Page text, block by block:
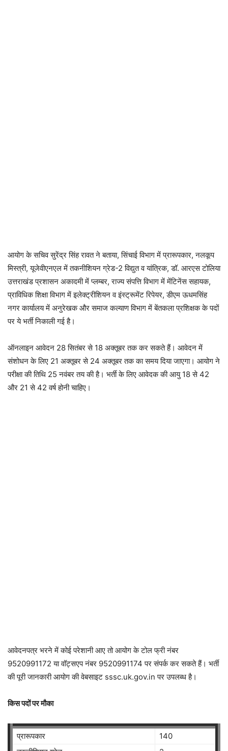
आयोग के सचिव सुरेंद्र सिंह रावत ने बताया, सिंचाई विभाग में प्रारूपकार, नलकूप
मिस्त्री, यूजेवीएनएल में तकनीशियन ग्रेड-2 विद्युत व यांत्रिक, डॉ. आरएस टोलिया
उत्तराखंड प्रशासन अकादमी में प्लम्बर, राज्य संपत्ति विभाग में मेंटिनेंस सहायक,
प्राविधिक शिक्षा विभाग में इलेक्ट्रीशियन व इंस्ट्रूमेंट रिपेयर, डीएम ऊधमसिंह
नगर कार्यालय में अनुरेखक और समाज कल्याण विभाग में बेंतकला प्रशिक्षक के पदों
पर ये भर्ती निकाली गई है।
ऑनलाइन आवेदन 28 सितंबर से 18 अक्तूबर तक कर सकते हैं। आवेदन में
संशोधन के लिए 21 अक्तूबर से 24 अक्तूबर तक का समय दिया जाएगा। आयोग ने
परीक्षा की तिथि 25 नवंबर तय की है। भर्ती के लिए आवेदक की आयु 18 से 42
और 21 से 42 वर्ष होनी चाहिए।
आवेदनपत्र भरने में कोई परेशानी आए तो आयोग के टोल फ्री नंबर
9520991172 या वॉट्सएप नंबर 9520991174 पर संपर्क कर सकते हैं। भर्ती
की पूरी जानकारी आयोग की वेबसाइट sssc.uk.gov.in पर उपलब्ध है।
किस पदों पर मौका
प्रारूपकार
140